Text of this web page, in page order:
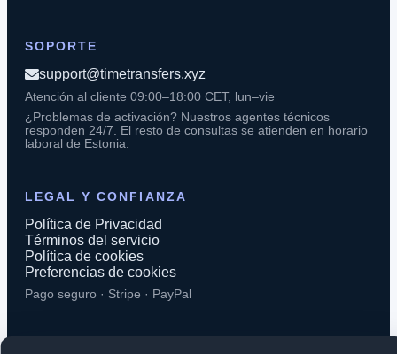
SOPORTE
support@timetransfers.xyz
Atención al cliente 09:00–18:00 CET, lun–vie
¿Problemas de activación? Nuestros agentes técnicos
responden 24/7. El resto de consultas se atienden en horario
laboral de Estonia.
LEGAL Y CONFIANZA
Política de Privacidad
Términos del servicio
Política de cookies
Preferencias de cookies
Pago seguro · Stripe · PayPal